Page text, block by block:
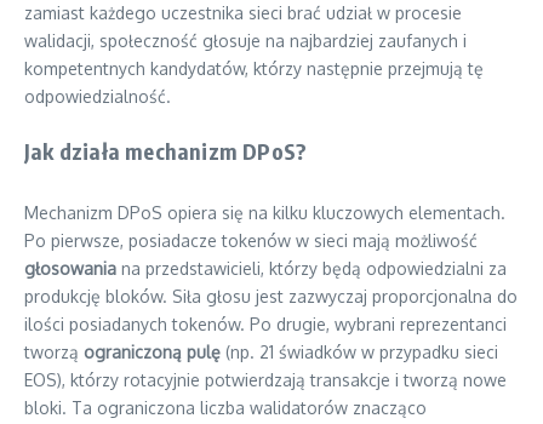
zamiast każdego uczestnika sieci brać udział w procesie
walidacji, społeczność głosuje na najbardziej zaufanych i
kompetentnych kandydatów, którzy następnie przejmują tę
odpowiedzialność.
Jak działa mechanizm DPoS?
Mechanizm DPoS opiera się na kilku kluczowych elementach.
Po pierwsze, posiadacze tokenów w sieci mają możliwość
głosowania na przedstawicieli, którzy będą odpowiedzialni za
produkcję bloków. Siła głosu jest zazwyczaj proporcjonalna do
ilości posiadanych tokenów. Po drugie, wybrani reprezentanci
tworzą ograniczoną pulę (np. 21 świadków w przypadku sieci
EOS), którzy rotacyjnie potwierdzają transakcje i tworzą nowe
bloki. Ta ograniczona liczba walidatorów znacząco